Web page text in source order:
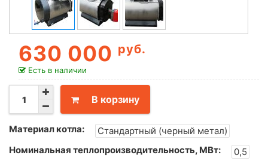
630 000 руб.
Есть в наличии
В корзину
Материал котла:
Стандартный (черный метал)
Номинальная теплопроизводительность, МВт:
0,5